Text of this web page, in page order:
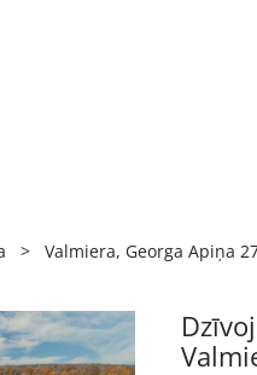
> Valmiera, Georga Apiņa